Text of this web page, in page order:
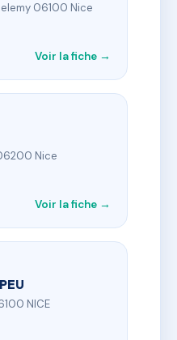
06100 Nice
Voir la fiche →
Nice
Voir la fiche →
NICE